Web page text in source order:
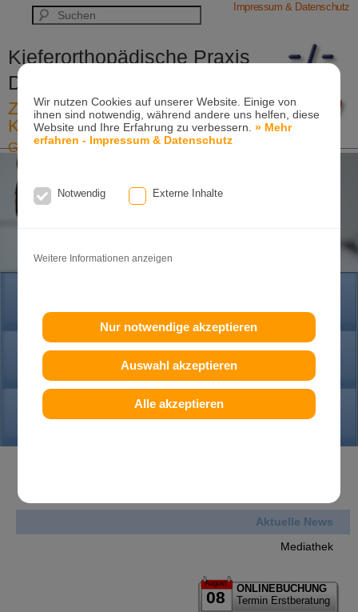
Wir nutzen Cookies auf unserer Website. Einige von
ihnen sind notwendig, während andere uns helfen, diese
Website und Ihre Erfahrung zu verbessern.» Mehr
erfahren - Impressum & Datenschutz
Notwendig Externe Inhalte
Weitere Informationen anzeigen
Nur notwendige akzeptieren
Auswahl akzeptieren
Alle akzeptieren
Impressum & Datenschutz
Kieferorthopädische Praxis
Dr. Konik & Kollegen
Zahn- und Kieferregulierungen für
Kinder und Erwachsene
Ganzheitliche-Kieferorthopädie
Erwachsenen-Kieferorthopädie
Tel. +49
PRAXIS
KONTAKT
Aktuelle News
Mediathek
August
08
ONLINEBUCHUNG
Termin Erstberatung